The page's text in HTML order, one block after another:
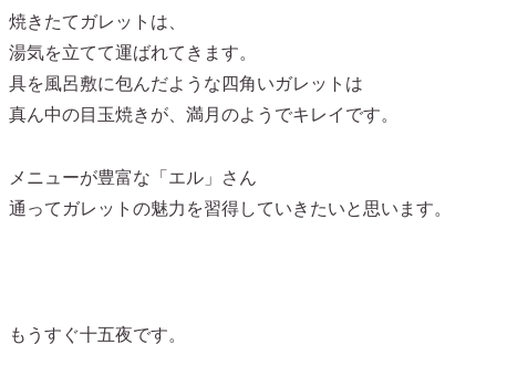
焼きたてガレットは、
湯気を立てて運ばれてきます。
具を風呂敷に包んだような四角いガレットは
真ん中の目玉焼きが、満月のようでキレイです。
メニューが豊富な「エル」さん
通ってガレットの魅力を習得していきたいと思います。
もうすぐ十五夜です。